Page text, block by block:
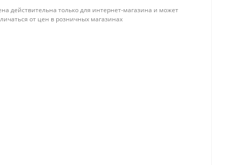
действительна только для интернет-магазина и может
от цен в розничных магазинах